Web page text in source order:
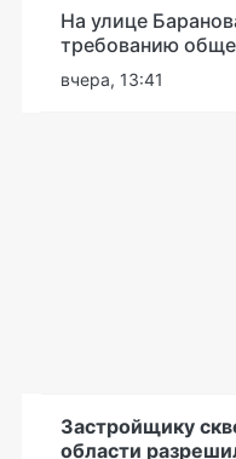
На улице
требованию
вчера, 13:41
Застройщику
области